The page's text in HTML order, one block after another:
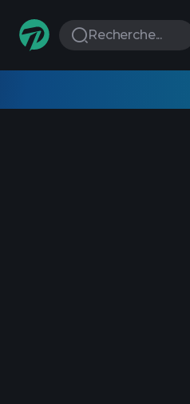
Recherche...